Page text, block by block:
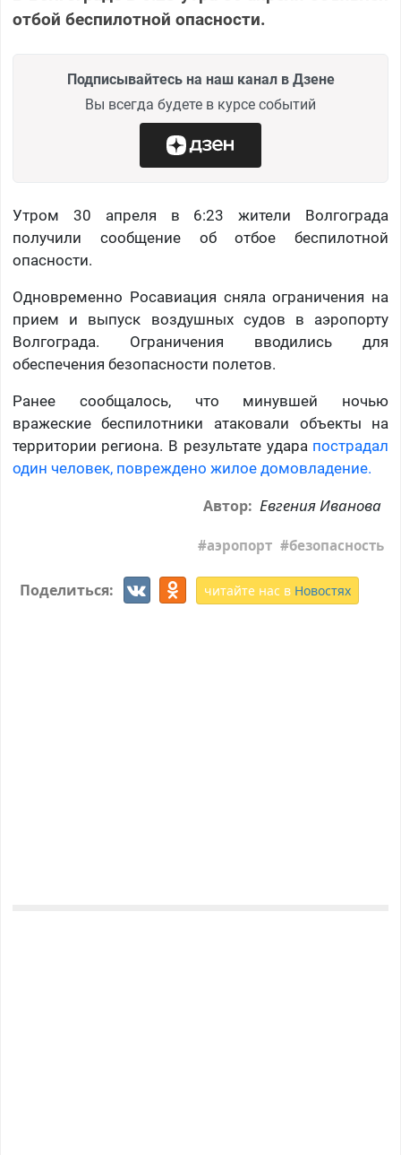
отбой беспилотной опасности.
Подписывайтесь на наш канал в Дзене
Вы всегда будете в курсе событий
Утром 30 апреля в 6:23 жители Волгограда
получили сообщение об отбое беспилотной
опасности.
Одновременно Росавиация сняла ограничения на
прием и выпуск воздушных судов в аэропорту
Волгограда. Ограничения вводились для
обеспечения безопасности полетов.
Ранее сообщалось, что минувшей ночью
вражеские беспилотники атаковали объекты на
территории региона. В результате ударапострадал
один человек, повреждено жилое домовладение.
Автор: Евгения Иванова
аэропорт безопасность
Поделиться: читайте нас в Новостях